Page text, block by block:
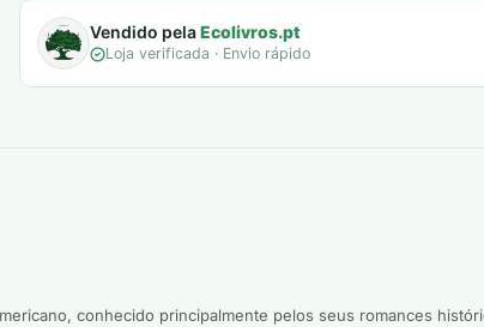
Vendido pelaEcolivros.pt
Loja verificada · Envio rápido
conhecido principalmente pelos seus romances